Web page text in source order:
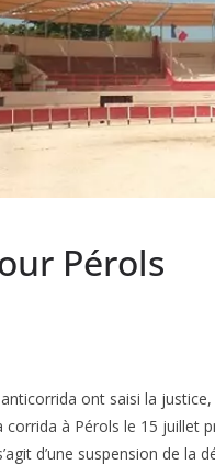
Pérols
anticorrida ont saisi la
à Pérols le 15 juillet
d’une suspension de
l’ouverture
2026 Tertulias